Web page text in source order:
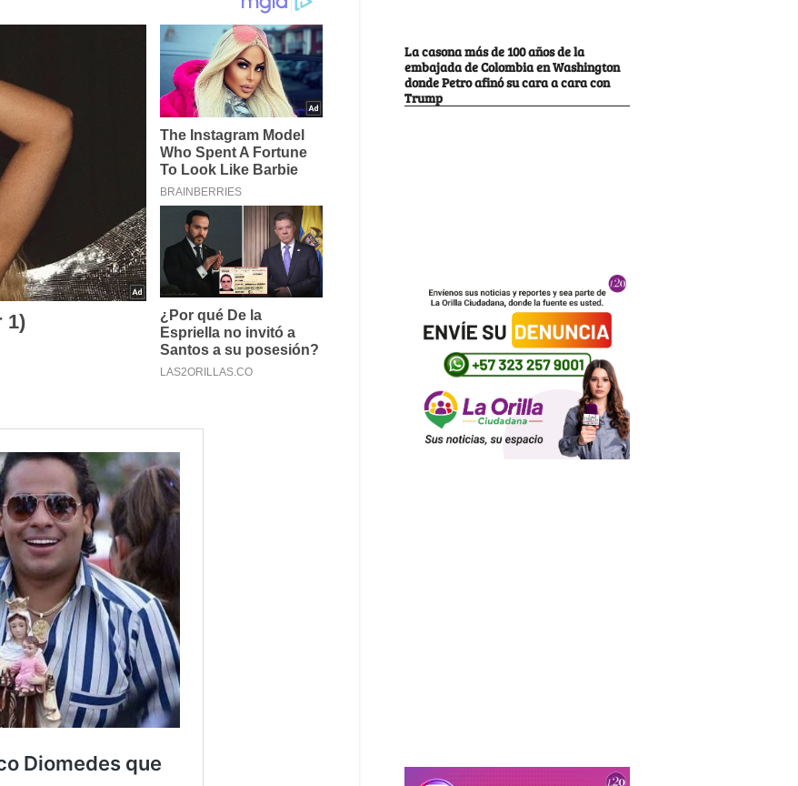
La casona más de 100 años de la
embajada de Colombia en Washington
donde Petro afinó su cara a cara con
Trump